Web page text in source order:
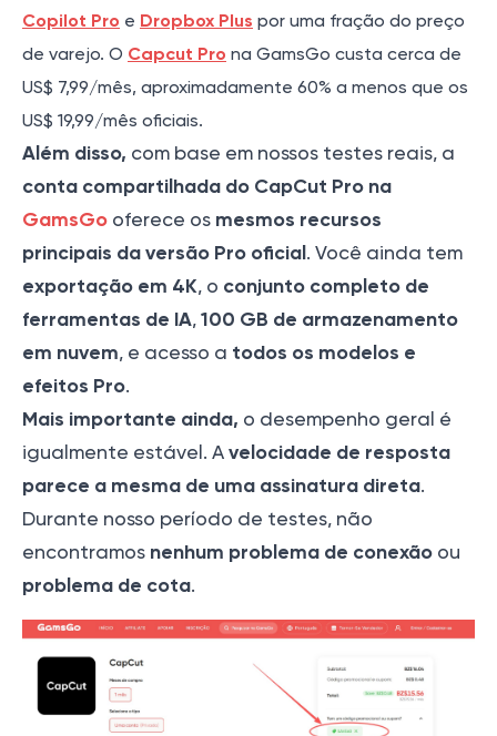
Copilot Pro e Dropbox Plus por uma fração do preço
de varejo. O Capcut Pro na GamsGo custa cerca de
US$ 7,99/mês, aproximadamente 60% a menos que os
US$ 19,99/mês oficiais.
Além disso, com base em nossos testes reais, a
conta compartilhada do CapCut Pro na
GamsGo oferece os mesmos recursos
principais da versão Pro oficial. Você ainda tem
exportação em 4K, o conjunto completo de
ferramentas de IA, 100 GB de armazenamento
em nuvem, e acesso a todos os modelos e
efeitos Pro.
Mais importante ainda, o desempenho geral é
igualmente estável. A velocidade de resposta
parece a mesma de uma assinatura direta.
Durante nosso período de testes, não
encontramos nenhum problema de conexão ou
problema de cota.